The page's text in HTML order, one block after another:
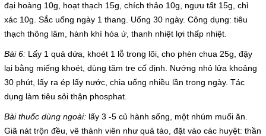
đại hoàng 10g, hoạt thạch 15g, chích thảo 10g, ngưu tất 15g, chỉ
xác 10g. Sắc uống ngày 1 thang. Uống 30 ngày. Công dụng: tiêu
thạch thông lâm, hành khí hóa ứ, thanh nhiệt lợi thấp nhiệt.
Bài 6: Lấy 1 quả dứa, khoét 1 lỗ trong lõi, cho phèn chua 25g, đậy
lại bằng miếng khoét, dùng tăm tre cố định. Nướng nhỏ lửa khoảng
30 phút, lấy ra ép lấy nước, chia uống nhiều lần trong ngày. Tác
dụng làm tiêu sỏi thận phosphat.
Bài thuốc dùng ngoài: lấy 3 -5 củ hành sống, một nhúm muối ăn.
Giã nát trộn đều, vê thành viên như quả táo, đặt vào các huyệt: thần
LIÊN HỆ
(08) 3710 1445
bvdkhocmon@gmail.com
support@bvdkhocmon.com